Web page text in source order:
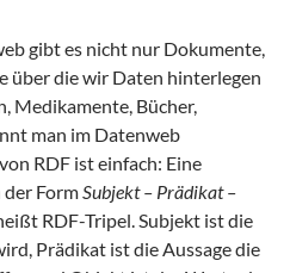
gibt es nicht nur Dokumente,
über die wir Daten hinterlegen
Medikamente, Bücher,
man im Datenweb
RDF ist einfach: Eine
der FormSubjekt – Prädikat –
RDF-Tripel. Subjekt ist die
Prädikat ist die Aussage die